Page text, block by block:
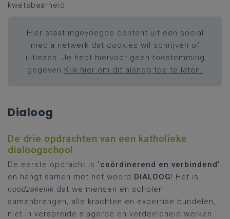
kwetsbaarheid.
Hier staat ingevoegde content uit een social
media netwerk dat cookies wil schrijven of
uitlezen. Je hebt hiervoor geen toestemming
gegeven. Klik hier om dit alsnog toe te laten.
Dialoog
De drie opdrachten van een katholieke
dialoogschool
De eerste opdracht is ‘coördinerend en verbindend’
en hangt samen met het woord DIALOOG! Het is
noodzakelijk dat we mensen en scholen
samenbrengen, alle krachten en expertise bundelen,
niet in verspreide slagorde en verdeeldheid werken.